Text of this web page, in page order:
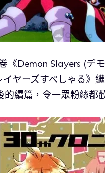
《Demon Slayers (デ
ヤーズすぺしゃる》
續篇，令一眾粉絲都